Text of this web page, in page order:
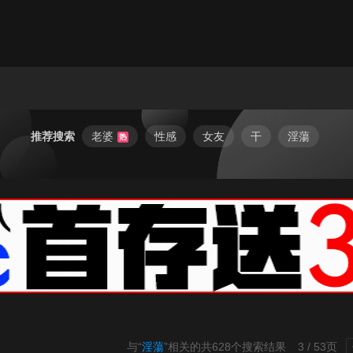
推荐搜索 老婆 热 性感 女友 干 淫蕩
3 / 53页
与“淫蕩”相关的共628个搜索结果